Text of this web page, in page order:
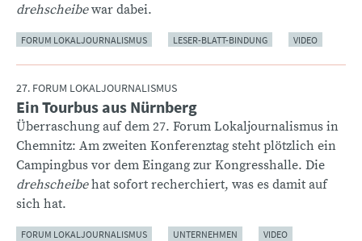
drehscheibewar dabei.
FORUM LOKALJOURNALISMUS LESER-BLATT-BINDUNG VIDEO
27. FORUM LOKALJOURNALISMUS
:Ein Tourbus aus Nürnberg
Überraschung auf dem 27. Forum Lokaljournalismus in
Chemnitz: Am zweiten Konferenztag steht plötzlich ein
Campingbus vor dem Eingang zur Kongresshalle. Die
drehscheibehat sofort recherchiert, was es damit auf
sich hat.
FORUM LOKALJOURNALISMUS UNTERNEHMEN VIDEO